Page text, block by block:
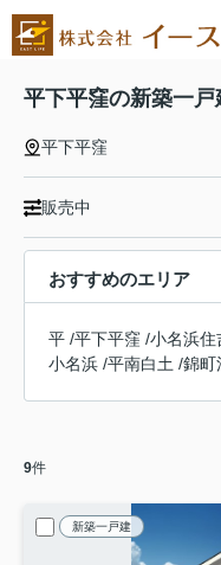
平下平窪の新築一戸
平下平窪
販売中
おすすめのエリア
平 /平下平窪 /小名浜住
小名浜 /平南白土 /錦町
9件
新築一戸建